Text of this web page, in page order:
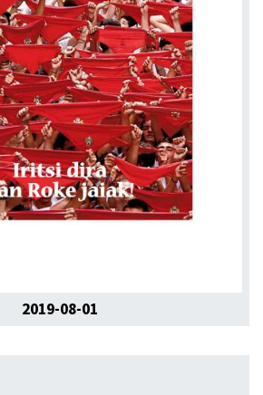
2019-08-01